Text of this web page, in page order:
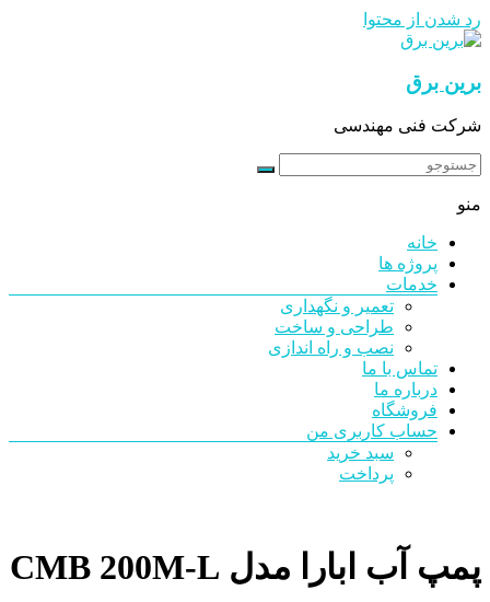
رد شدن از محتوا
برین برق
شرکت فنی مهندسی
منو
خانه
پروژه ها
خدمات
تعمیر و نگهداری
طراحی و ساخت
نصب و راه اندازی
تماس با ما
درباره ما
فروشگاه
حساب کاربری من
سبد خرید
پرداخت
پمپ آب ابارا مدل CMB 200M-L